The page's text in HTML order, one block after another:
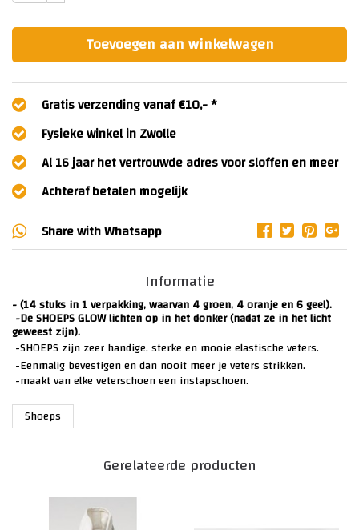
Toevoegen aan winkelwagen
Gratis verzending vanaf €10,- *
Fysieke winkel in Zwolle
Al 16 jaar het vertrouwde adres voor sloffen en meer
Achteraf betalen mogelijk
Share withWhatsapp
Informatie
- (14 stuks in 1 verpakking, waarvan 4 groen, 4 oranje en 6 geel).
-De SHOEPS GLOW lichten op in het donker (nadat ze in het licht
geweest zijn).
-SHOEPS zijn zeer handige, sterke en mooie elastische veters.
-Eenmalig bevestigen en dan nooit meer je veters strikken.
-maakt van elke veterschoen een instapschoen.
Shoeps
Gerelateerde producten